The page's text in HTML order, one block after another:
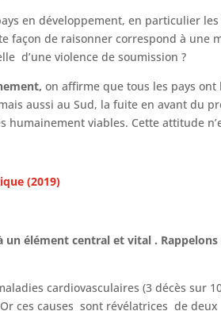
en développement, en particulier
façon de raisonner correspond à une
d’une violence de soumission ?
on affirme que tous les pays
aussi au Sud, la fuite en avant du
viables. Cette attitude
(2019)
élément central et vital . Rappelons
cardiovasculaires (3 décès sur
ces causes sont révélatrices de